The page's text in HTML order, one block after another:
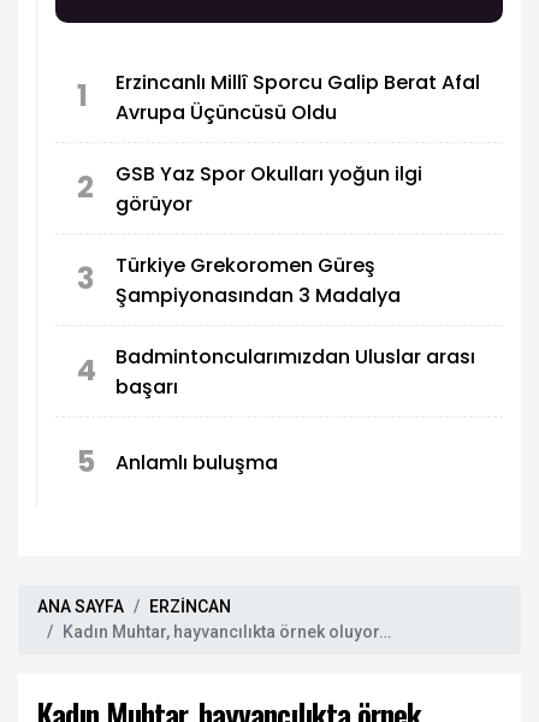
1
Erzincanlı Millî Sporcu Galip Berat Afal
Avrupa Üçüncüsü Oldu
2
GSB Yaz Spor Okulları yoğun ilgi
görüyor
3
Türkiye Grekoromen Güreş
Şampiyonasından 3 Madalya
4
Badmintoncularımızdan Uluslar arası
başarı
5 Anlamlı buluşma
ANA SAYFA
ERZİNCAN
Kadın Muhtar, hayvancılıkta örnek oluyor…